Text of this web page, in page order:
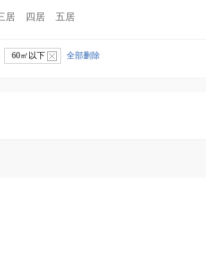
居 四居 五居
60㎡以下 全部删除